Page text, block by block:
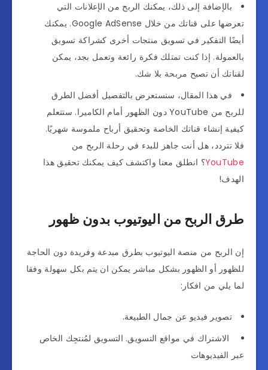
بالإضافة إلى ذلك، يمكنك الربح من الإعلانات التي
تعرضها على قناتك من خلال Google AdSense. يمكنك
أيضًا التفكير في تسويق منتجات أخرى كشراكة تسويق
بالعمولة. إذا كنت تمتلك فكرة رائعة وتعمل بجد، يمكن
لقناتك أن تصبح مربحة بلا شك.
في هذا المقال، سنستعرض بالتفصيل أفضل الطرق
للربح من YouTube دون الظهور أمام الكاميرا. ستتعلم
كيفية إنشاء قناتك الخاصة وتحقيق أرباح ملموسة شهريًا.
فلا تتردد، هل أنت جاهز للبدء في رحلة الربح من
YouTube؟ انطلق معنا واكتشف كيف يمكنك تحقيق هذا
الهدف!
طرق الربح من اليوتيوب بدون ظهور
إن الربح من منصة اليوتيوب بطرق مبدعة وفريدة دون الحاجة
للظهور أو الظهور بشكل مباشر يمكن ان يتم بكل سهولة وفقا
لما يلي من افكار:
تصوير فيديو عن جمال الطبيعة.
الاشتراك في مواقع التسويق. التسويق لمُنتجِك الخاص
عبر الفيديوهات